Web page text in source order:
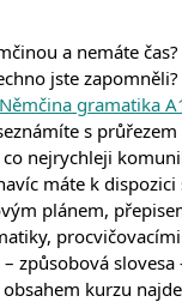
a nemáte
jste
Němčina gramatika
s
nejrychleji
máte k
plánem,
způsobová slovesa
kurzu